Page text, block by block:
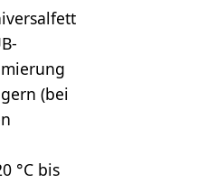
(bei
°C bis